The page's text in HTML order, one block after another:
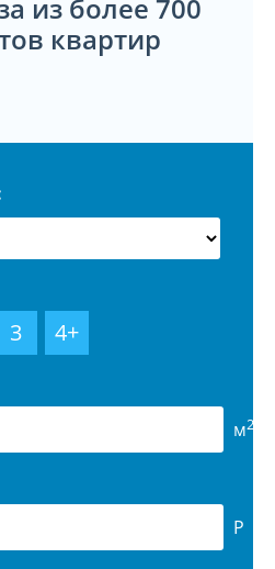
из более 700
квартир
3 4+
м2
Р